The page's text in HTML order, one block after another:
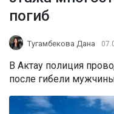
погиб
Тугамбекова Дана
В Актау полиция
после гибели